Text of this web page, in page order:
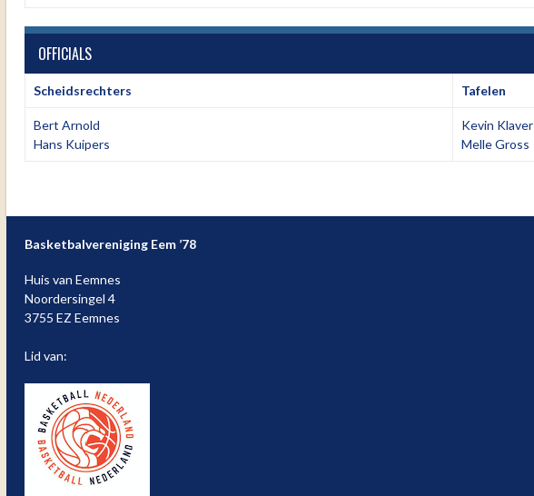
OFFICIALS
Scheidsrechters Tafelen
Bert Arnold
Hans Kuipers
Kevin Klaver
Melle Gross
Basketbalvereniging Eem ’78
Huis van Eemnes
Noordersingel 4
3755 EZ Eemnes
Lid van: